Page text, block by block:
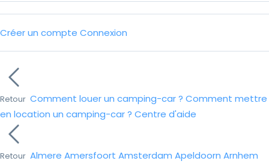
Créer un compte Connexion
Retour Comment louer un camping-car ? Comment mettre
en location un camping-car ? Centre d'aide
Retour Almere Amersfoort Amsterdam Apeldoorn Arnhem